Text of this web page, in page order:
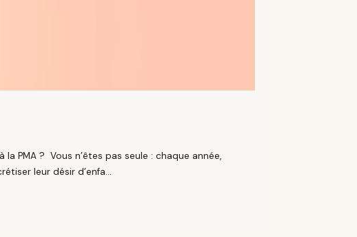
PMA ? Vous n’êtes pas seule : chaque année,
leur désir d’enfa...